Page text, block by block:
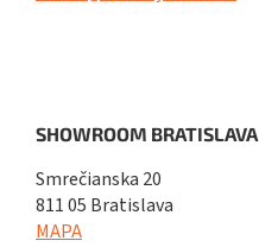
SHOWROOM BRATISLAVA
Smrečianska 20
811 05 Bratislava
MAPA